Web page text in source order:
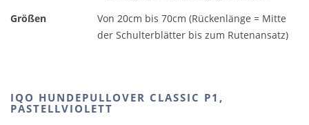
Größen
Von 20cm bis 70cm (Rückenlänge = Mitte
der Schulterblätter bis zum Rutenansatz)
IQO HUNDEPULLOVER CLASSIC P1,
PASTELLVIOLETT